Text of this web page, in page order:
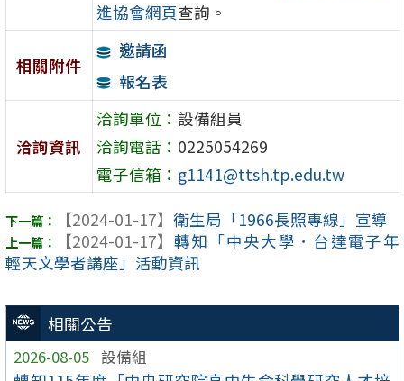
相關公告
2026-08-05 設備組
進協會網頁查詢。
相關附件
邀請函
報名表
洽詢資訊
洽詢單位： 設備組員
洽詢電話： 0225054269
電子信箱： g1141@ttsh.tp.edu.tw
【2024-01-17】 衛生局「1966長照專線」宣導
【2024-01-17】 轉知「中央大學．台達電子年
輕天文學者講座」活動資訊